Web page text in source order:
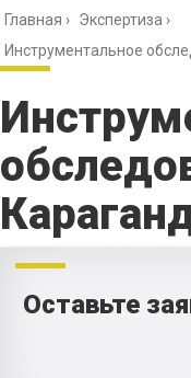
Главная › Экспертиза ›
Инструментальное
Оставьте